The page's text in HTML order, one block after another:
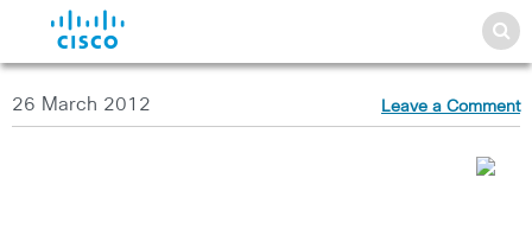
26 March 2012 Leave a Comment